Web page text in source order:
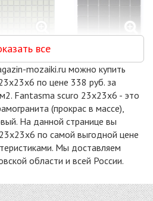
FANTASMA
23X23X6
300x300
руб. / кв.м.
керамогранит
306x306
3555 руб. / кв.м.
-20%
METEORA
NANA BRUNA
все
mozaiki.ru можно купить
по цене 338 руб. за
Fantasma scuro 23x23x6 - это
(прокрас в массе),
На данной странице вы
по самой выгодной цене
Мы доставляем
области и всей России.